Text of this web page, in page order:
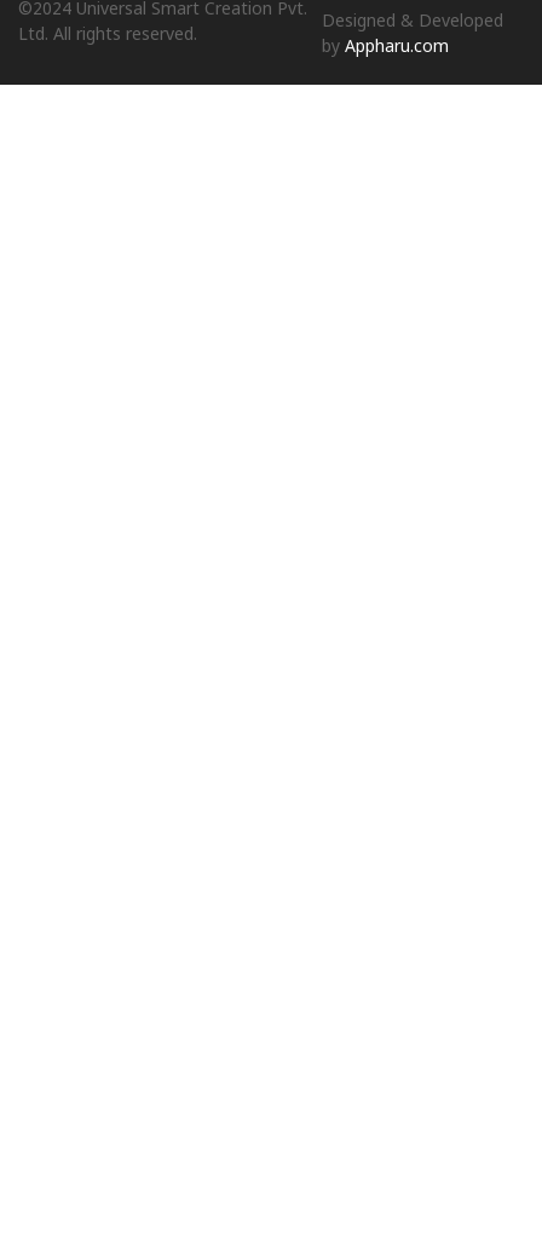
©2024 Universal Smart Creation Pvt.
Ltd. All rights reserved.
Designed & Developed
byAppharu.com